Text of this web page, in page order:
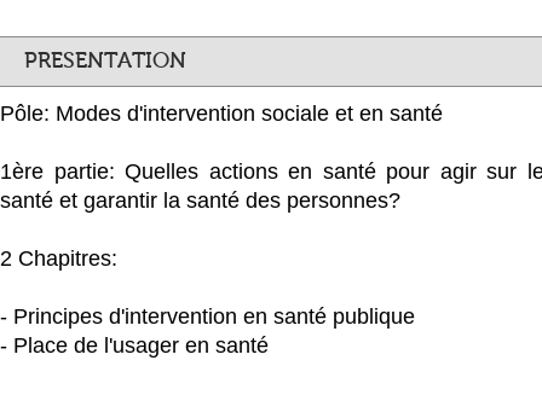
PRESENTATION
Pôle: Modes d'intervention sociale et en santé
1ère partie: Quelles actions en santé pour agir sur
santé et garantir la santé des personnes?
2 Chapitres:
- Principes d'intervention en santé publique
- Place de l'usager en santé